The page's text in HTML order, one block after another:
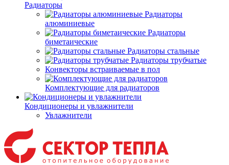
Радиаторы
Радиаторы
алюминиевые
Радиаторы
биметаические
Радиаторы стальные
Радиаторы трубчатые
Конвекторы встраиваемые в пол
Комплектующие для радиаторов
Кондиционеры и увлажнители
Увлажнители